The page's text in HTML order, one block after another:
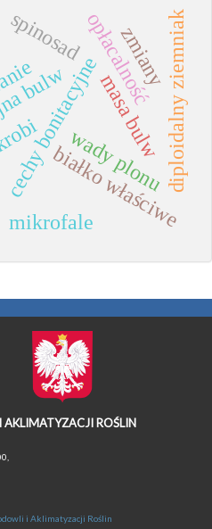
cechy bonitacyjnebiałko właściwe
bulw
spinosad
wady plonu
masa bulw
opłacalnośćdiploidalny ziemniak
mikrofale
zmiany
ROŚLIN
i Aklimatyzacji Roślin